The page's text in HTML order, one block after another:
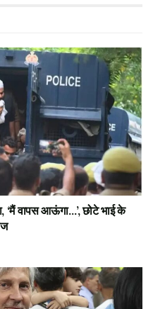
वापस आऊंगा…’, छोटे भाई के